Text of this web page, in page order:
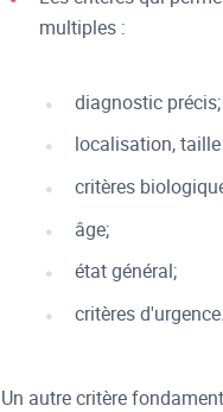
multiples :
diagnostic précis;
localisation,
critères
âge;
état général;
critères d'urgence.
Un autre critère